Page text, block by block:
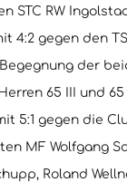
STC RW
4:2 gegen den
der
65 III und
5:1 gegen die
MF Wolfgang
Roland